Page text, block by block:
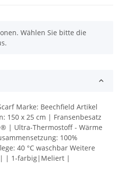
Wählen Sie bitte die
Marke: Beechfield Artikel
150 x 25 cm | Fransenbesatz
| Ultra-Thermostoff - Wärme
100%
40 °C waschbar Weitere
| | 1-farbig|Meliert |